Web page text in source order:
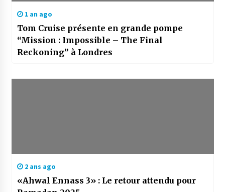
1 an ago
Tom Cruise présente en grande pompe
“Mission : Impossible – The Final
Reckoning” à Londres
2 ans ago
«Ahwal Ennass 3» : Le retour attendu pour